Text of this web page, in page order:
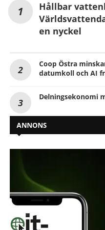
Hållbar
en nyckel
Coop Östra
datumkoll och AI
Delningsekonomi
ANNONS